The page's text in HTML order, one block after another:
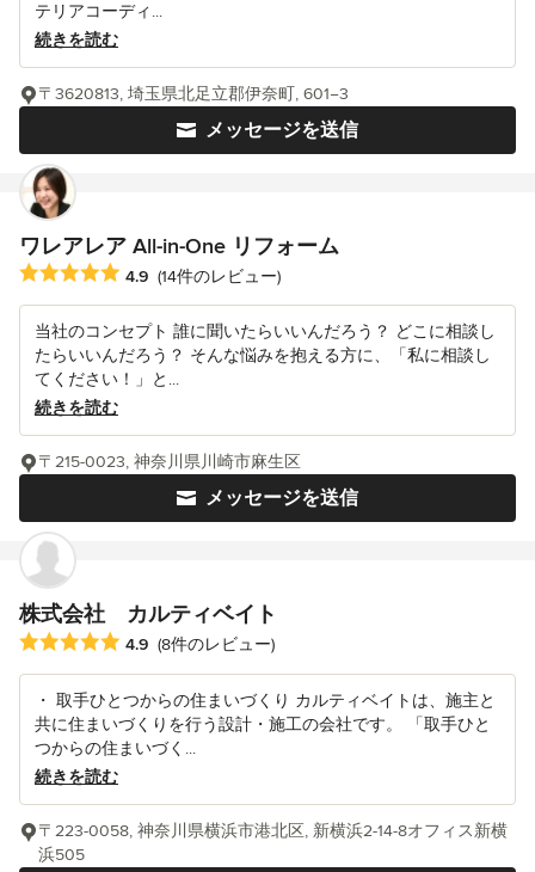
テリアコーディ...
続きを読む
メッセージを送信
〒3620813, 埼玉県北足立郡伊奈町, 601−3
ワレアレア All-in-One リフォーム
平均評価：5つ星中 星4.9
4.9 (14件のレビュー)
当社のコンセプト 誰に聞いたらいいんだろう？ どこに相談し
たらいいんだろう？ そんな悩みを抱える方に、「私に相談し
てください！」と...
続きを読む
メッセージを送信
〒215-0023, 神奈川県川崎市麻生区
株式会社 カルティベイト
平均評価：5つ星中 星4.9
4.9 (8件のレビュー)
・ 取手ひとつからの住まいづくり カルティベイトは、施主と
共に住まいづくりを行う設計・施工の会社です。 「取手ひと
つからの住まいづく...
続きを読む
〒223-0058, 神奈川県横浜市港北区, 新横浜2-14-8オフィス新横
浜505